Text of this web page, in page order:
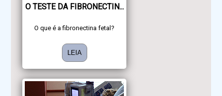
O TESTE DA FIBRONECTIN...
O que é a fibronectina fetal?
LEIA